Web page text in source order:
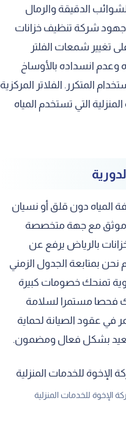
الدقيقة والرمال
جهود شركة تنظيف خزانات
تغيير شمعات الفلتر
وعدم انسداده بالأوساخ
المتكرر. الفلاتر المركزية
التي تستخدم المياه
المياه دون قلق أو نسيان
وموثق مع جهة متخصصة
بالرياض يرفع عن
بمتابعة الجدول الزمني
تمنحك خصومات كبيرة
فحصا مستمرا لسلامة
في عقود الصيانة لحماية
بشكل فعال ومضمون.
الإخوة للخدمات المنزلية